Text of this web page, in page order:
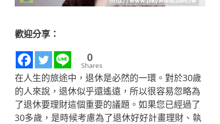
歡迎分享：
0
Shares
在人生的旅途中，退休是必然的一環。對於30歲
的人來說，退休似乎還遙遠，所以很容易忽略為
了退休要理財這個重要的議題。如果您已經過了
30多歲，是時候考慮為了退休好好計畫理財、執